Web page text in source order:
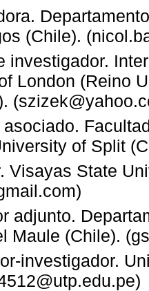
(Chile).
investigador.
London (Reino
asociado.
of Split
Visayas State
adjunto.
Maule (Chile).
investigador.